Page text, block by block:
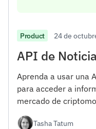
Product 24 de
API de
Aprenda a usar una
para acceder a
mercado de
Tasha Tatum